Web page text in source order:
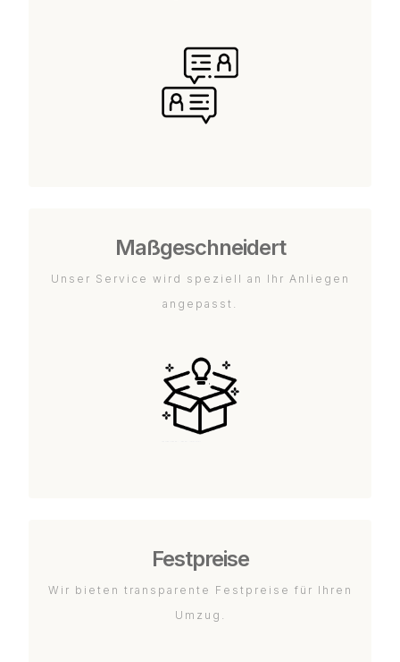
Maßgeschneidert
Unser Service wird speziell an Ihr Anliegen
angepasst.
Festpreise
Wir bieten transparente Festpreise für Ihren
Umzug.